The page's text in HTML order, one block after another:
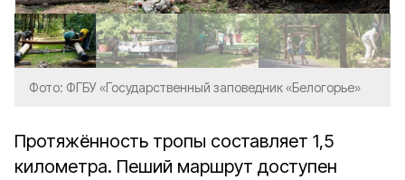
Фото: ФГБУ «Государственный заповедник «Белогорье»
Протяжённость тропы составляет 1,5
километра. Пеший маршрут доступен